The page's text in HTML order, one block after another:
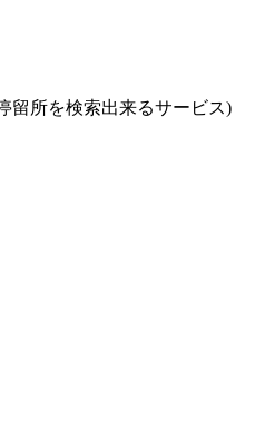
留所を検索出来るサービス)